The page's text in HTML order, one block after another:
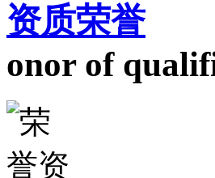
资质荣誉
onor of